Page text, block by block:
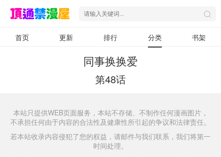
首页 更新 排行 分类 书架
同事换换爱
第48话
本站只提供WEB页面服务，本站不存储、不制作任何漫画图片，
不承担任何由于内容的合法性及健康性所引起的争议和法律责任。
若本站收录内容侵犯了您的权益，请邮件与我们联系，我们将第一
时间处理。